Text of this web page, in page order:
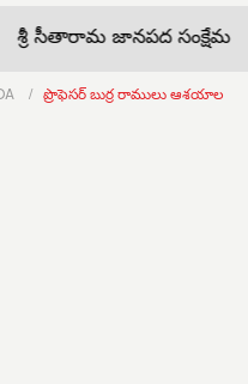
సీతారామ జానపద సంక్షేమ
ప్రొఫెసర్ బుర్ర రాములు ఆశయాలను